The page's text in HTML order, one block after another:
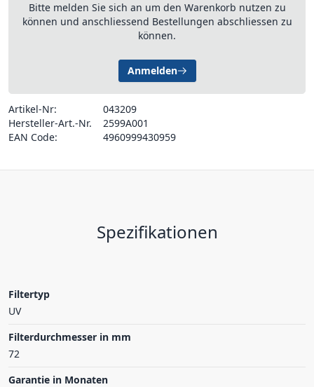
Bitte melden Sie sich an um den Warenkorb nutzen zu
können und anschliessend Bestellungen abschliessen zu
können.
Anmelden
Artikel-Nr:
043209
Hersteller-Art.-Nr.
2599A001
EAN Code:
4960999430959
Spezifikationen
Filtertyp
UV
Filterdurchmesser in mm
72
Garantie in Monaten